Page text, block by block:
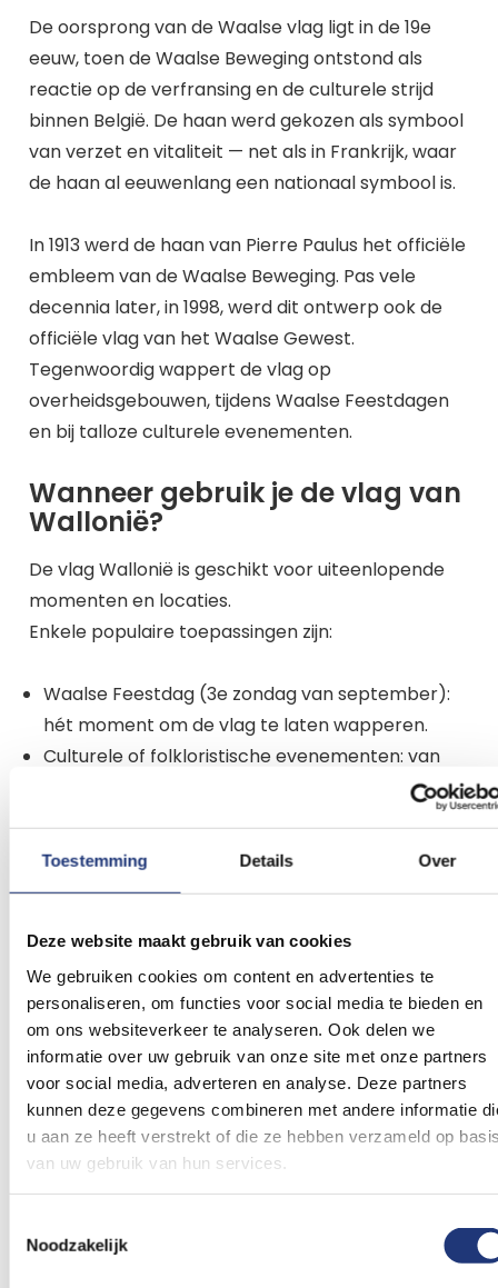
Toestemming Details Over
Deze website maakt gebruik van cookies
We gebruiken cookies om content en advertenties te
personaliseren, om functies voor social media te bieden en
om ons websiteverkeer te analyseren. Ook delen we
informatie over uw gebruik van onze site met onze partners
voor social media, adverteren en analyse. Deze partners
kunnen deze gegevens combineren met andere informatie
u aan ze heeft verstrekt of die ze hebben verzameld op
van uw gebruik van hun services.
Noodzakelijk
De oorsprong van de Waalse vlag ligt in de 19e
eeuw, toen de Waalse Beweging ontstond als
reactie op de verfransing en de culturele strijd
binnen België. De haan werd gekozen als symbool
van verzet en vitaliteit — net als in Frankrijk, waar
de haan al eeuwenlang een nationaal symbool is.
In 1913 werd de haan van Pierre Paulus het officiële
embleem van de Waalse Beweging. Pas vele
decennia later, in 1998, werd dit ontwerp ook de
officiële vlag van het Waalse Gewest.
Tegenwoordig wappert de vlag op
overheidsgebouwen, tijdens Waalse Feestdagen
en bij talloze culturele evenementen.
Wanneer gebruik je de vlag van
Wallonië?
De vlag Wallonië is geschikt voor uiteenlopende
momenten en locaties.
Enkele populaire toepassingen zijn:
Waalse Feestdag (3e zondag van september):
hét moment om de vlag te laten wapperen.
Culturele of folkloristische evenementen: van
Sportwedstrijden: toon je Waalse trots tijdens
Thuis of op kantoor: een stijlvolle manier om je
afkomst of waardering voor Wallonië te tonen.
Scholen en instellingen: perfect voor lessen over
Belgische regio’s of culturele projecten.
Een inspirerend idee: combineer de vlag van
Wallonië met de vlag van België of de vlag van
Namen voor een krachtig geheel dat de diversiteit
van het land viert.
Verschillende formaten van de